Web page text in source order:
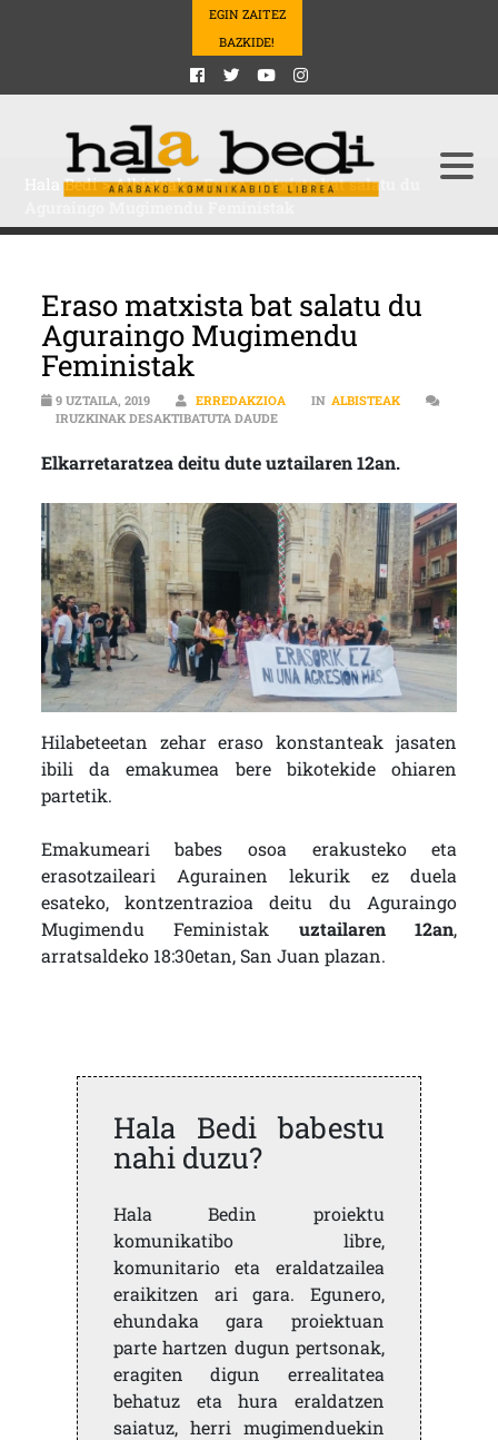
EGIN ZAITEZ
BAZKIDE!
Hala Bedi>Albisteak>Eraso matxista bat salatu du
Eraso matxista bat salatu du
Aguraingo Mugimendu
Feministak
9 UZTAILA, 2019 ERREDAKZIOA IN ALBISTEAK
IRUZKINAK DESAKTIBATUTA DAUDEERASO MATXISTA BAT SALATU DU
Elkarretaratzea deitu dute uztailaren 12an.
Hilabeteetan zehar eraso konstanteak jasaten
ibili da emakumea bere bikotekide ohiaren
partetik.
Emakumeari babes osoa erakusteko eta
erasotzaileari Agurainen lekurik ez duela
esateko, kontzentrazioa deitu du Aguraingo
Mugimendu Feministak uztailaren 12an,
arratsaldeko 18:30etan, San Juan plazan.
Hala Bedi babestu
nahi duzu?
Hala Bedin proiektu
komunikatibo libre,
komunitario eta eraldatzailea
eraikitzen ari gara. Egunero,
ehundaka gara proiektuan
parte hartzen dugun pertsonak,
eragiten digun errealitatea
behatuz eta hura eraldatzen
saiatuz, herri mugimenduekin